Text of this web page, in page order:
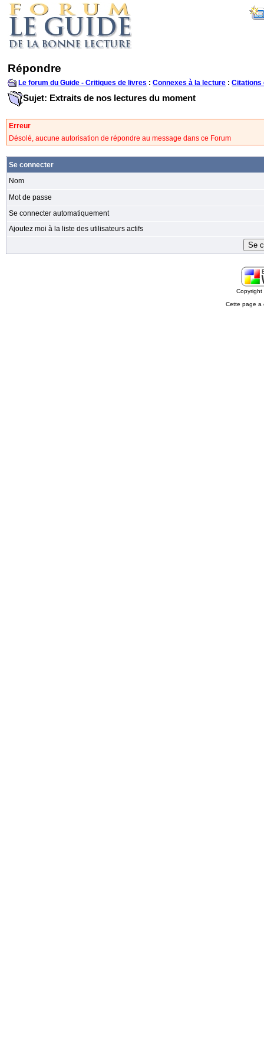
Répondre
Le forum du Guide - Critiques de livres : Connexes à la lecture : Citations
Sujet: Extraits de nos lectures du moment
Erreur
Désolé, aucune autorisation de répondre au message dans ce Forum
Se connecter
Nom
Mot de passe
Se connecter automatiquement
Ajoutez moi à la liste des utilisateurs actifs
Cette page a